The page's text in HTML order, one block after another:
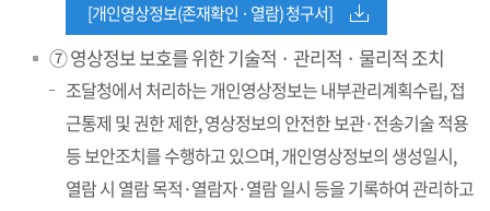
[개인영상정보(존재확인 · 열람) 청구서]
⑦ 영상정보 보호를 위한 기술적 · 관리적 · 물리적 조치
조달청에서 처리하는 개인영상정보는 내부관리계획수립, 접
근통제 및 권한 제한, 영상정보의 안전한 보관·전송기술 적용
등 보안조치를 수행하고 있으며, 개인영상정보의 생성일시,
열람 시 열람 목적·열람자·열람 일시 등을 기록하여 관리하고